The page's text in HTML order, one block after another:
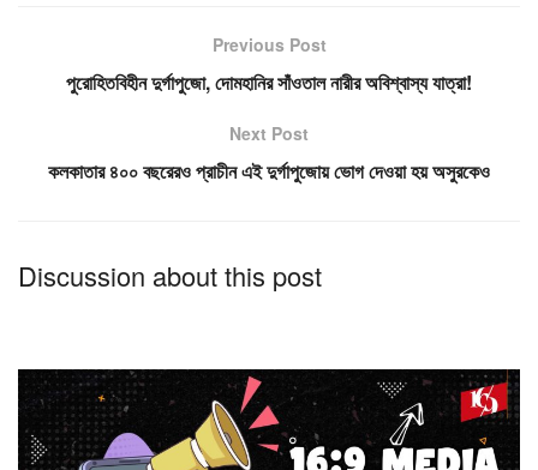
Previous Post
পুরোহিতবিহীন দুর্গাপুজো, দোমহানির সাঁওতাল নারীর অবিশ্বাস্য যাত্রা!
Next Post
কলকাতার ৪০০ বছরেরও প্রাচীন এই দুর্গাপুজোয় ভোগ দেওয়া হয় অসুরকেও
Discussion about this post